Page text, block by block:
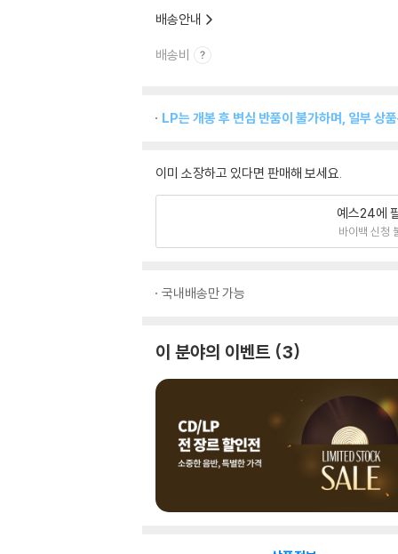
배송안내
배송비
LP는 개봉 후 변심 반품이 불가하며, 일부 상
이미 소장하고 있다면 판매해 보세요.
예스24에
바이백 신청
국내배송만 가능
이 분야의 이벤트 3